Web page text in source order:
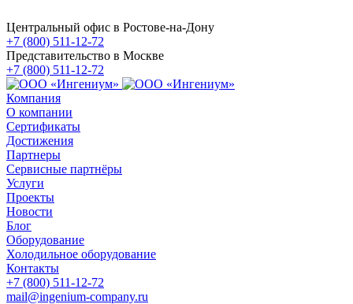
Центральный офис в Ростове-на-Дону
+7 (800) 511-12-72
Представительство в Москве
+7 (800) 511-12-72
Компания
О компании
Сертификаты
Достижения
Партнеры
Сервисные партнёры
Услуги
Проекты
Новости
Блог
Оборудование
Холодильное оборудование
Контакты
+7 (800) 511-12-72
mail@ingenium-company.ru